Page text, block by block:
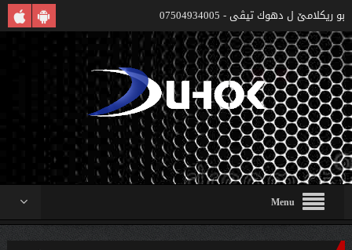
بو ريكلامێ ل دهوك تیڤی - 07504934005
Menu